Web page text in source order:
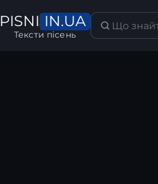
PISNI IN.UA
Тексти пісень